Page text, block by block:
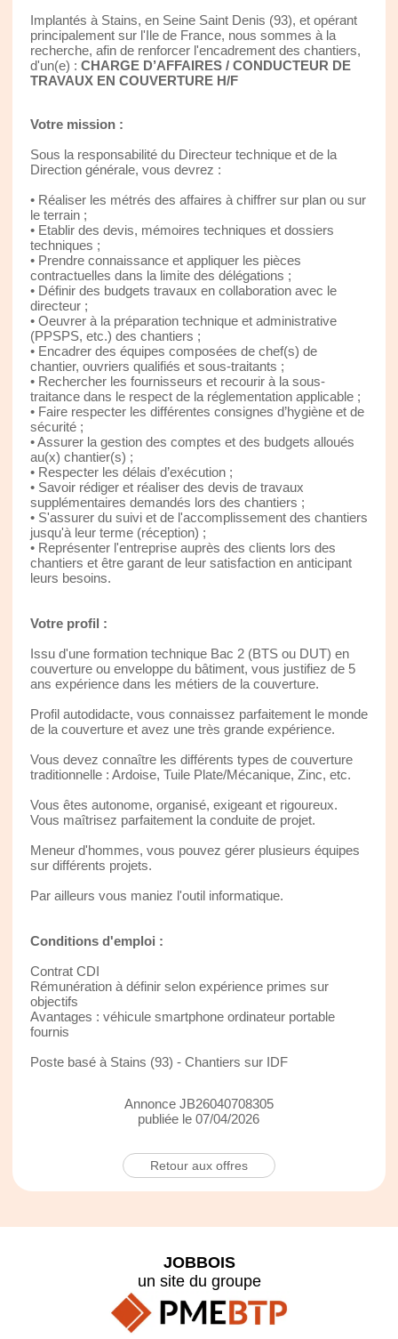
Implantés à Stains, en Seine Saint Denis (93), et opérant
principalement sur l'Ile de France, nous sommes à la
recherche, afin de renforcer l'encadrement des chantiers,
d'un(e) : CHARGE D’AFFAIRES / CONDUCTEUR DE
TRAVAUX EN COUVERTURE H/F
Votre mission :
Sous la responsabilité du Directeur technique et de la
Direction générale, vous devrez :
• Réaliser les métrés des affaires à chiffrer sur plan ou sur
le terrain ;
• Etablir des devis, mémoires techniques et dossiers
techniques ;
• Prendre connaissance et appliquer les pièces
contractuelles dans la limite des délégations ;
• Définir des budgets travaux en collaboration avec le
directeur ;
• Oeuvrer à la préparation technique et administrative
(PPSPS, etc.) des chantiers ;
• Encadrer des équipes composées de chef(s) de
chantier, ouvriers qualifiés et sous-traitants ;
• Rechercher les fournisseurs et recourir à la sous-
traitance dans le respect de la réglementation applicable ;
• Faire respecter les différentes consignes d’hygiène et de
sécurité ;
• Assurer la gestion des comptes et des budgets alloués
au(x) chantier(s) ;
• Respecter les délais d’exécution ;
• Savoir rédiger et réaliser des devis de travaux
supplémentaires demandés lors des chantiers ;
• S'assurer du suivi et de l'accomplissement des chantiers
jusqu'à leur terme (réception) ;
• Représenter l'entreprise auprès des clients lors des
chantiers et être garant de leur satisfaction en anticipant
leurs besoins.
Votre profil :
Issu d'une formation technique Bac 2 (BTS ou DUT) en
couverture ou enveloppe du bâtiment, vous justifiez de 5
ans expérience dans les métiers de la couverture.
Profil autodidacte, vous connaissez parfaitement le monde
de la couverture et avez une très grande expérience.
Vous devez connaître les différents types de couverture
traditionnelle : Ardoise, Tuile Plate/Mécanique, Zinc, etc.
Vous êtes autonome, organisé, exigeant et rigoureux.
Vous maîtrisez parfaitement la conduite de projet.
Meneur d'hommes, vous pouvez gérer plusieurs équipes
sur différents projets.
Par ailleurs vous maniez l'outil informatique.
Conditions d'emploi :
Contrat CDI
Rémunération à définir selon expérience primes sur
objectifs
Avantages : véhicule smartphone ordinateur portable
fournis
Poste basé à Stains (93) - Chantiers sur IDF
Annonce JB26040708305
publiée le 07/04/2026
Retour aux offres
JOBBOIS
un site du groupe